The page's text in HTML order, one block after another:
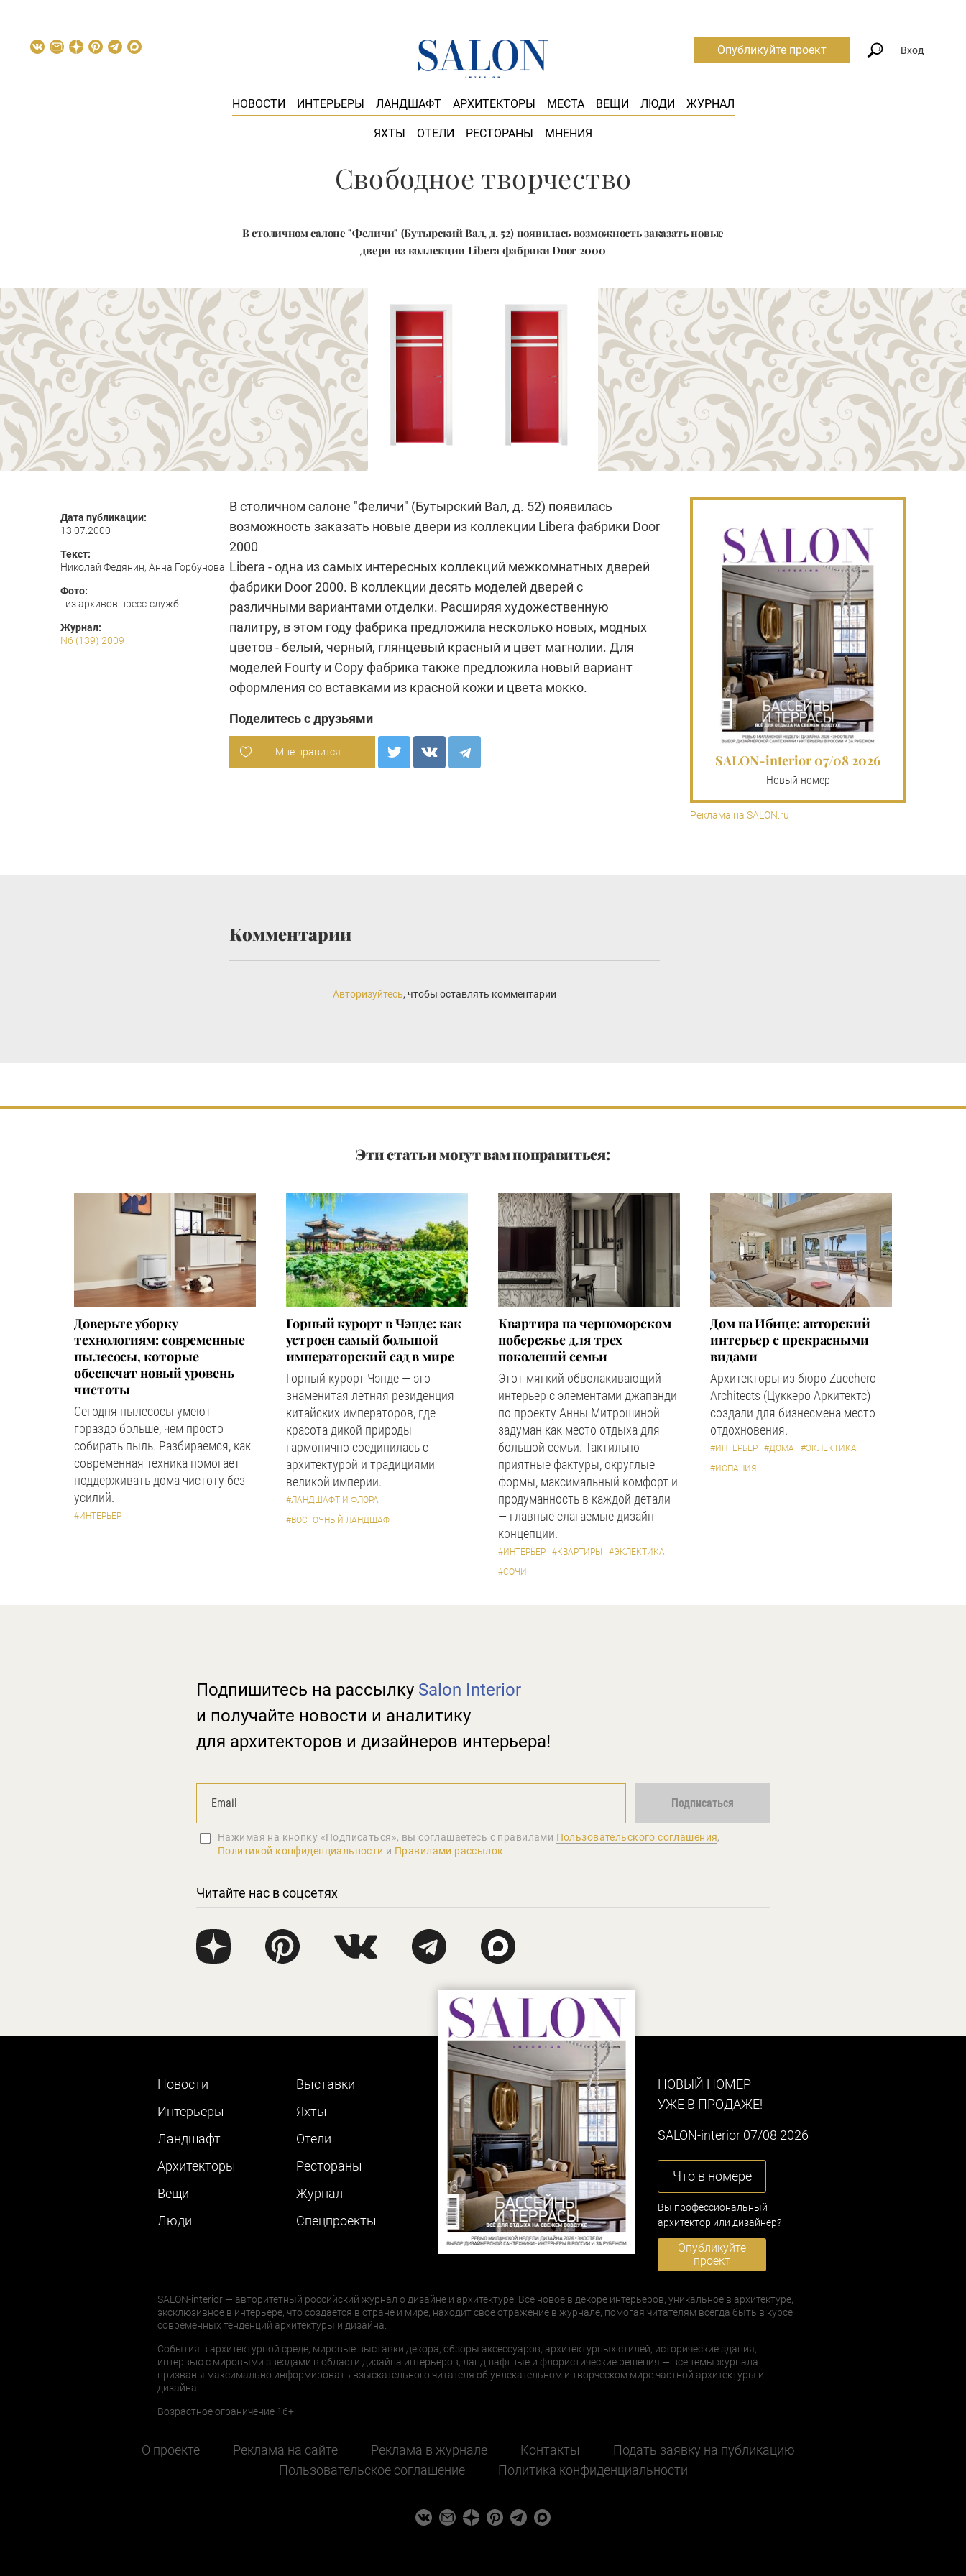
НОВОСТИ ИНТЕРЬЕРЫ ЛАНДШАФТ АРХИТЕКТОРЫ МЕСТА ВЕЩИ ЛЮДИ ЖУРНАЛ
ЯХТЫ ОТЕЛИ РЕСТОРАНЫ МНЕНИЯ
Опубликуйте проект Вход
Свободное творчество
В столичном салоне "Феличи" (Бутырский Вал, д. 52) появилась возможность заказать новые
двери из коллекции Libera фабрики Door 2000
Дата публикации:
13.07.2000
Текст:
Николай Федянин, Анна Горбунова
Фото:
- из архивов пресс-служб
Журнал:
N6 (139) 2009
В столичном салоне "Феличи" (Бутырский Вал, д. 52) появилась
возможность заказать новые двери из коллекции Libera фабрики Door
2000
Libera - одна из самых интересных коллекций межкомнатных дверей
фабрики Door 2000. В коллекции десять моделей дверей с
различными вариантами отделки. Расширяя художественную
палитру, в этом году фабрика предложила несколько новых, модных
цветов - белый, черный, глянцевый красный и цвет магнолии. Для
моделей Fourty и Сopy фабрика также предложила новый вариант
оформления со вставками из красной кожи и цвета мокко.
Поделитесь с друзьями
Мне нравится SALON-interior 07/08 2026
Новый номер
Реклама на SALON.ru
Комментарии
Авторизуйтесь, чтобы оставлять комментарии
Эти статьи могут вам понравиться:
Доверьте уборку
технологиям: современные
пылесосы, которые
обеспечат новый уровень
чистоты
Сегодня пылесосы умеют
гораздо больше, чем просто
собирать пыль. Разбираемся, как
современная техника помогает
поддерживать дома чистоту без
усилий.
#ИНТЕРЬЕР
Горный курорт в Чэнде: как
устроен самый большой
императорский сад в мире
Горный курорт Чэнде — это
знаменитая летняя резиденция
китайских императоров, где
красота дикой природы
гармонично соединилась с
архитектурой и традициями
великой империи.
#ЛАНДШАФТ И ФЛОРА
#ВОСТОЧНЫЙ ЛАНДШАФТ
Квартира на черноморском
побережье для трех
поколений семьи
Этот мягкий обволакивающий
интерьер с элементами джапанди
по проекту Анны Митрошиной
задуман как место отдыха для
большой семьи. Тактильно
приятные фактуры, округлые
формы, максимальный комфорт и
продуманность в каждой детали
— главные слагаемые дизайн-
концепции.
#ИНТЕРЬЕР #КВАРТИРЫ
#ЭКЛЕКТИКА
#СОЧИ
Дом на Ибице: авторский
интерьер с прекрасными
видами
Архитекторы из бюро Zucchero
Architects (Цуккеро Аркитектс)
создали для бизнесмена место
отдохновения.
#ИНТЕРЬЕР #ДОМА
#ЭКЛЕКТИКА
#ИСПАНИЯ
Подпишитесь на рассылку Salon Interior
и получайте новости и аналитику
для архитекторов и дизайнеров интерьера!
Подписаться
Нажимая на кнопку «Подписаться», вы соглашаетеcь с правилами Пользовательского соглашения,
Политикой конфиденциальности и Правилами рассылок
Читайте нас в соцсетях
Новости
Интерьеры
Ландшафт
Архитекторы
Вещи
Люди
Выставки
Яхты
Отели
Рестораны
Журнал
Cпецпроекты
НОВЫЙ НОМЕР
УЖЕ В ПРОДАЖЕ!
SALON-interior 07/08 2026
Что в номере
Вы профессиональный
архитектор или дизайнер?
Опубликуйте
проект
SALON-interior — авторитетный российский журнал о дизайне и архитектуре. Все новое в декоре интерьеров, уникальное в архитектуре,
эксклюзивное в интерьере, что создается в стране и мире, находит свое отражение в журнале, помогая читателям всегда быть в курсе
современных тенденций архитектуры и дизайна.
События в архитектурной среде, мировые выставки декора, обзоры аксессуаров, архитектурных стилей, исторические здания,
интервью с мировыми звездами в области дизайна интерьеров, ландшафтные и флористические решения — все темы журнала
призваны максимально информировать взыскательного читателя об увлекательном и творческом мире частной архитектуры и
дизайна.
Возрастное ограничение 16+
О проекте Реклама на сайте Реклама в журнале Контакты
Подать заявку на публикацию
Пользовательское соглашение
Политика конфиденциальности